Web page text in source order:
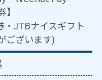
】
・JTBナイスギフト
ございます)